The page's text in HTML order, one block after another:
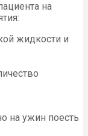
на
жидкости и
на ужин поесть